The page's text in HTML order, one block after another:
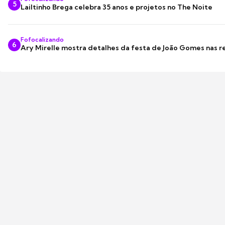
5 Lailtinho Brega celebra 35 anos e projetos no The Noite
6
Fofocalizando
Ary Mirelle mostra detalhes da festa de João Gomes nas